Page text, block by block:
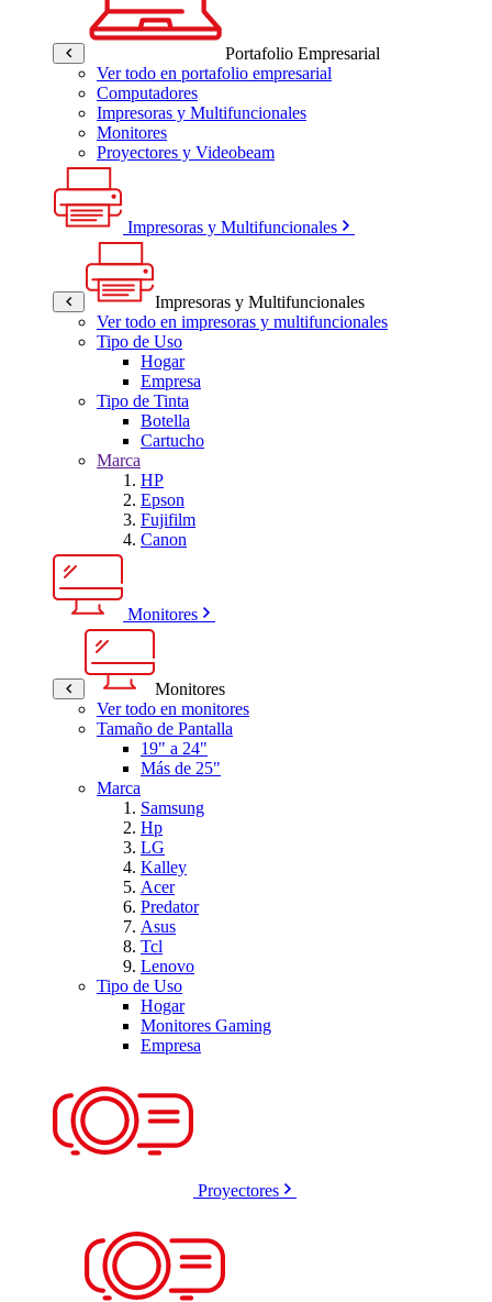
Portafolio Empresarial
Ver todo en portafolio empresarial
Computadores
Impresoras y Multifuncionales
Monitores
Proyectores y Videobeam
Impresoras y Multifuncionales
Impresoras y Multifuncionales
Ver todo en impresoras y multifuncionales
Tipo de Uso
Hogar
Empresa
Tipo de Tinta
Botella
Cartucho
Marca
HP
Epson
Fujifilm
Canon
Monitores
Monitores
Ver todo en monitores
Tamaño de Pantalla
19" a 24"
Más de 25"
Marca
Samsung
Hp
LG
Kalley
Acer
Predator
Asus
Tcl
Lenovo
Tipo de Uso
Hogar
Monitores Gaming
Empresa
Proyectores